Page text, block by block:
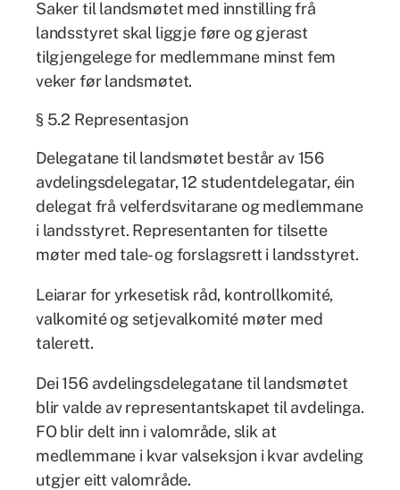
Saker til landsmøtet med innstilling frå
landsstyret skal liggje føre og gjerast
tilgjengelege for medlemmane minst fem
veker før landsmøtet.
§ 5.2 Representasjon
Delegatane til landsmøtet består av 156
avdelingsdelegatar, 12 studentdelegatar, éin
delegat frå velferdsvitarane og medlemmane
i landsstyret. Representanten for tilsette
møter med tale- og forslagsrett i landsstyret.
Leiarar for yrkesetisk råd, kontrollkomité,
valkomité og setjevalkomité møter med
talerett.
Dei 156 avdelingsdelegatane til landsmøtet
blir valde av representantskapet til avdelinga.
FO blir delt inn i valområde, slik at
medlemmane i kvar valseksjon i kvar avdeling
utgjer eitt valområde.